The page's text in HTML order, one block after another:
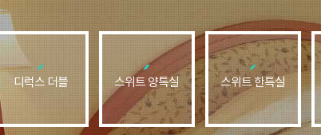
디럭스 더블 스위트 양특실 스위트 한특실